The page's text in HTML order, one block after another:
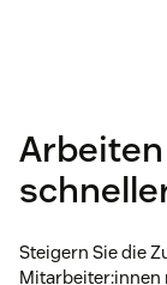
Steigern Sie die